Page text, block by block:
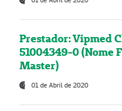
Prestador: Vipmed
51004349-0 (Nome
Master)
01 de Abril de 2020